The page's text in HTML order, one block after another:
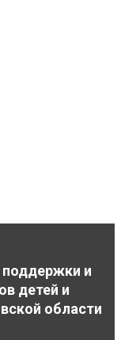
и
детей и
области